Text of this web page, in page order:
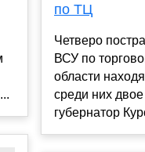
по ТЦ
Четверо
ВСУ по
области
среди них
губернатор